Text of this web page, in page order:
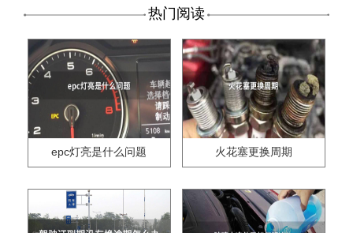
热门阅读
epc灯亮是什么问题 火花塞更换周期